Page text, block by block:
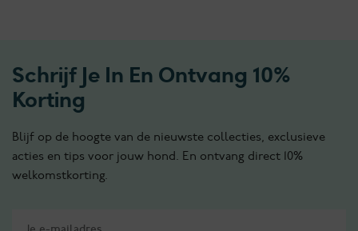
Schrijf Je In En Ontvang 10%
Korting
Blijf op de hoogte van de nieuwste collecties, exclusieve
acties en tips voor jouw hond. En ontvang direct 10%
welkomstkorting.